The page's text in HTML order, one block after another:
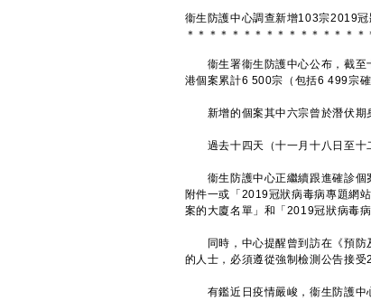
衞生防護中心調查新增103宗2019冠
＊ ＊ ＊ ＊ ＊ ＊ ＊ ＊ ＊ ＊ ＊ ＊ ＊ ＊ ＊ ＊
衞生署衞生防護中心公布，截至
港個案累計6 500宗（包括6 499宗確
新增的個案其中六宗曾於潛伏期
過去十四天（十一月十八日至十
衞生防護中心正繼續跟進確診個
附件一或「2019冠狀病毒病專題網
案的大廈名單」和「2019冠狀病毒病
同時，中心提醒曾到訪在《預防
的人士，必須遵從強制檢測公告接
有鑑近日疫情嚴峻，衞生防護中